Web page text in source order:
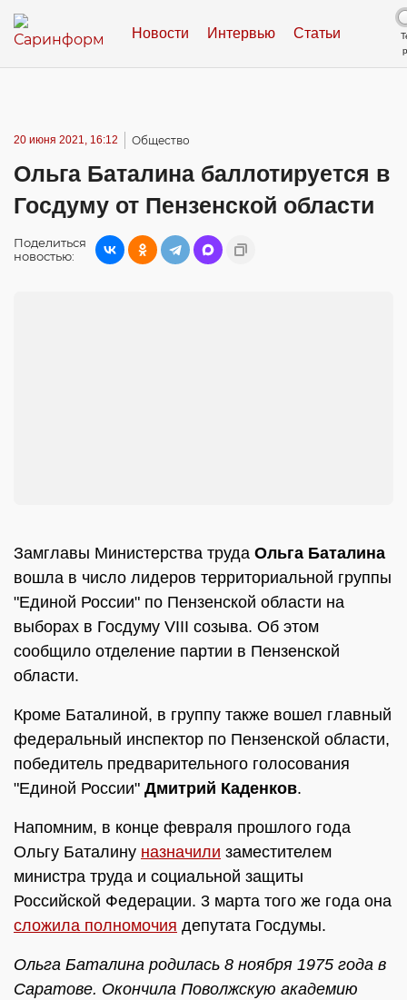
Новости Интервью Статьи
20 июня 2021, 16:12 Общество
Ольга Баталина баллотируется в
Госдуму от Пензенской области
Поделиться
новостью:
Замглавы Министерства труда Ольга Баталина
вошла в число лидеров территориальной группы
"Единой России" по Пензенской области на
выборах в Госдуму VIII созыва. Об этом
сообщило отделение партии в Пензенской
области.
Кроме Баталиной, в группу также вошел главный
федеральный инспектор по Пензенской области,
победитель предварительного голосования
"Единой России" Дмитрий Каденков.
Напомним, в конце февраля прошлого года
Ольгу Баталину назначили заместителем
министра труда и социальной защиты
Российской Федерации. 3 марта того же года она
сложила полномочия депутата Госдумы.
Ольга Баталина родилась 8 ноября 1975 года в
Саратове. Окончила Поволжскую академию